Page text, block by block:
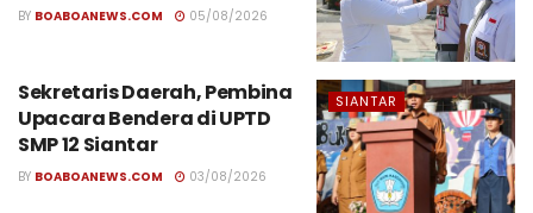
BY BOABOANEWS.COM 05/08/2026
SIANTAR
Sekretaris Daerah, Pembina
Upacara Bendera di UPTD
SMP 12 Siantar
BY BOABOANEWS.COM 03/08/2026